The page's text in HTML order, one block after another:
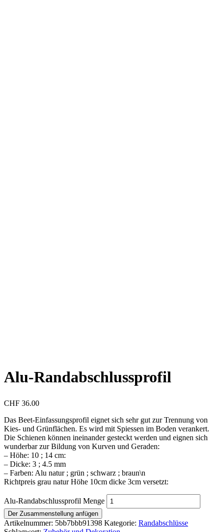
Alu-Randabschlussprofil
CHF 36.00
Das Beet-Einfassungsprofil eignet sich sehr gut zur Trennung von
Kies- und Grünflächen. Es wird mit Spiessen im Boden verankert.
Die Schienen können ineinander gesteckt werden und eignen sich
wunderbar zur Bildung von Kurven und Geraden:
– Höhe: 10 ; 14 cm:
– Dicke: 3 ; 4.5 mm
– Farben: Alu natur ; grün ; schwarz ; braun\n
Richtpreis grau natur Höhe 10cm dicke 3cm versetzt:
Alu-Randabschlussprofil Menge
Der Zusammenstellung anfügen
Artikelnummer: 5bb7bbb91398 Kategorie: Randabschlüsse